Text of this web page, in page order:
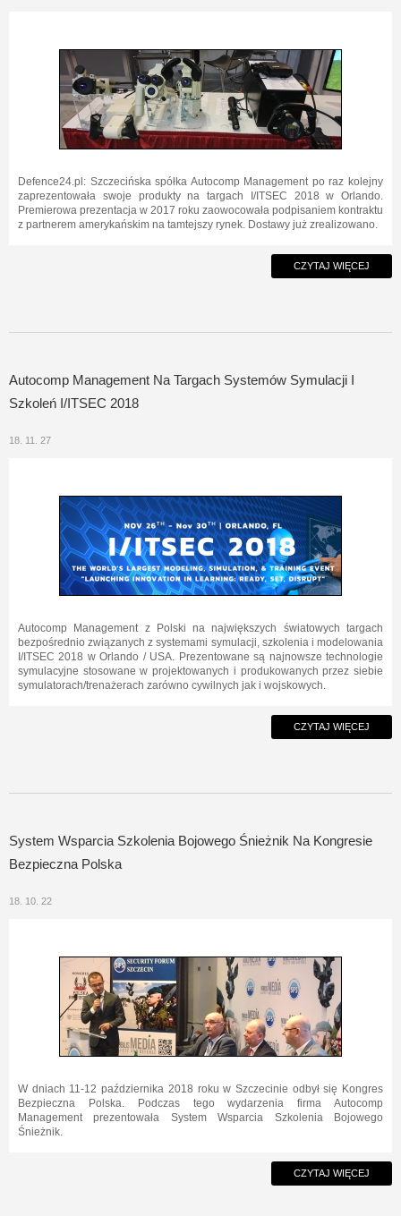
Defence24.pl: Szczecińska spółka Autocomp Management po raz kolejny
zaprezentowała swoje produkty na targach I/ITSEC 2018 w Orlando.
Premierowa prezentacja w 2017 roku zaowocowała podpisaniem kontraktu
z partnerem amerykańskim na tamtejszy rynek. Dostawy już zrealizowano.
CZYTAJ WIĘCEJ
Autocomp Management Na Targach Systemów Symulacji I
Szkoleń I/ITSEC 2018
18. 11. 27
Autocomp Management z Polski na największych światowych targach
bezpośrednio związanych z systemami symulacji, szkolenia i modelowania
I/ITSEC 2018 w Orlando / USA. Prezentowane są najnowsze technologie
symulacyjne stosowane w projektowanych i produkowanych przez siebie
symulatorach/trenażerach zarówno cywilnych jak i wojskowych.
CZYTAJ WIĘCEJ
System Wsparcia Szkolenia Bojowego Śnieżnik Na Kongresie
Bezpieczna Polska
18. 10. 22
W dniach 11-12 października 2018 roku w Szczecinie odbył się Kongres
Bezpieczna Polska. Podczas tego wydarzenia firma Autocomp
Management prezentowała System Wsparcia Szkolenia Bojowego
Śnieżnik.
CZYTAJ WIĘCEJ